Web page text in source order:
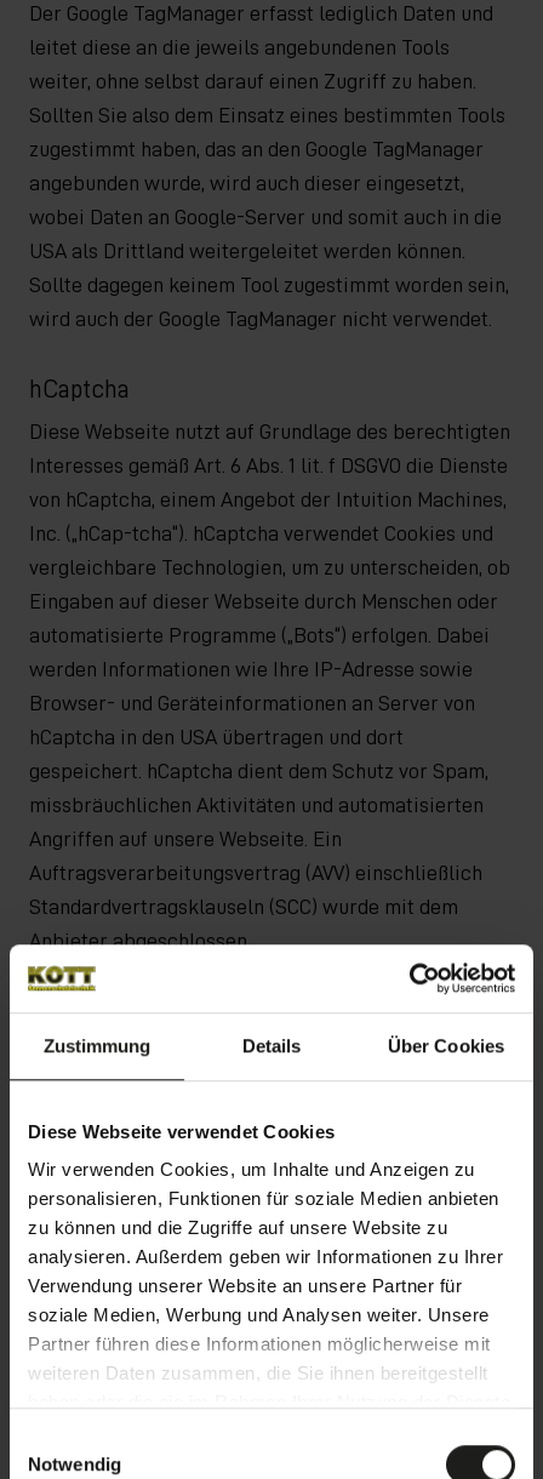
Zustimmung Details Über Cookies
Diese Webseite verwendet Cookies
Wir verwenden Cookies, um Inhalte und Anzeigen zu
personalisieren, Funktionen für soziale Medien anbieten
zu können und die Zugriffe auf unsere Website zu
analysieren. Außerdem geben wir Informationen zu Ihrer
Verwendung unserer Website an unsere Partner für
soziale Medien, Werbung und Analysen weiter. Unsere
Partner führen diese Informationen möglicherweise mit
weiteren Daten zusammen, die Sie ihnen bereitgestellt
Notwendig
Der Google TagManager erfasst lediglich Daten und
leitet diese an die jeweils angebundenen Tools
weiter, ohne selbst darauf einen Zugriff zu haben.
Sollten Sie also dem Einsatz eines bestimmten Tools
zugestimmt haben, das an den Google TagManager
angebunden wurde, wird auch dieser eingesetzt,
wobei Daten an Google-Server und somit auch in die
USA als Drittland weitergeleitet werden können.
Sollte dagegen keinem Tool zugestimmt worden sein,
wird auch der Google TagManager nicht verwendet.
hCaptcha
Diese Webseite nutzt auf Grundlage des berechtigten
Interesses gemäß Art. 6 Abs. 1 lit. f DSGVO die Dienste
von hCaptcha, einem Angebot der Intuition Machines,
Inc. („hCap-tcha“). hCaptcha verwendet Cookies und
vergleichbare Technologien, um zu unterscheiden, ob
Eingaben auf dieser Webseite durch Menschen oder
automatisierte Programme („Bots“) erfolgen. Dabei
werden Informationen wie Ihre IP-Adresse sowie
Browser- und Geräteinformationen an Server von
hCaptcha in den USA übertragen und dort
gespeichert. hCaptcha dient dem Schutz vor Spam,
missbräuchlichen Aktivitäten und automatisierten
Angriffen auf unsere Webseite. Ein
Auftragsverarbeitungsvertrag (AVV) einschließlich
Standardvertragsklauseln (SCC) wurde mit dem
Anbieter abgeschlossen.
MEISTER 1
Auf unserer Website nutzen wir den Digitalen
Kaufberater der MEISTER 1 Lokalleads GmbH, Große
Präsidentenstraße 10, 10178 Berlin. Dieses Tool dient
Kommunikation zwischen Handwerkern und
Interessenten. Dabei werden personenbezogene
Daten wie Anschrift, E-Mail-Adresse, Telefonnummer
und spezifische Angaben zum Gebäude oder
Haushaltsdaten verarbeitet. Die Verarbeitung erfolgt
gemäß Art. 6 Abs. 1 lit. a und b DSGVO zur
werden Server-Log-Daten (z. B. IP-Adresse,